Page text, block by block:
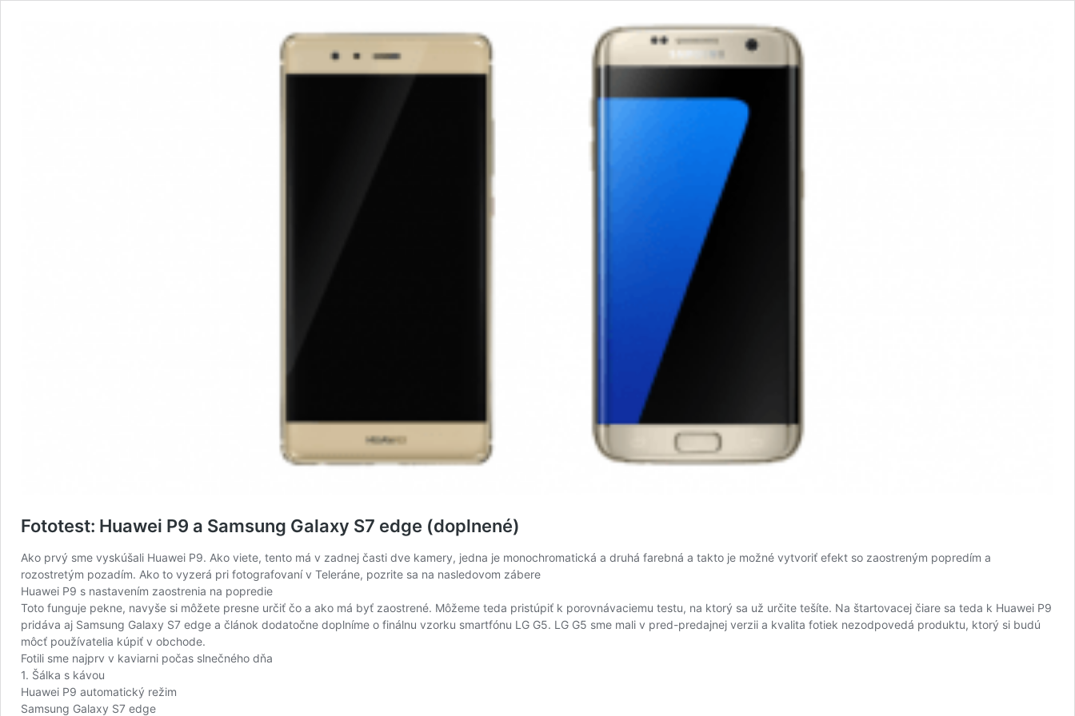
Fototest: Huawei P9 a Samsung Galaxy S7 edge (doplnené)
Ako prvý sme vyskúšali Huawei P9. Ako viete, tento má v zadnej časti dve kamery, jedna je monochromatická a druhá farebná a takto je možné vytvoriť efekt so zaostreným popredím a
rozostretým pozadím. Ako to vyzerá pri fotografovaní v Teleráne, pozrite sa na nasledovom zábere
Huawei P9 s nastavením zaostrenia na popredie
Toto funguje pekne, navyše si môžete presne určiť čo a ako má byť zaostrené. Môžeme teda pristúpiť k porovnávaciemu testu, na ktorý sa už určite tešíte. Na štartovacej čiare sa teda k Huawei P9
pridáva aj Samsung Galaxy S7 edge a článok dodatočne doplníme o finálnu vzorku smartfónu LG G5. LG G5 sme mali v pred-predajnej verzii a kvalita fotiek nezodpovedá produktu, ktorý si budú
môcť používatelia kúpiť v obchode.
Fotili sme najprv v kaviarni počas slnečného dňa
1. Šálka s kávou
Huawei P9 automatický režim
Samsung Galaxy S7 edge